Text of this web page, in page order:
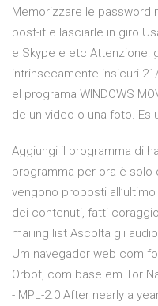
Memorizzare le password
post-it e lasciarle in giro
e Skype e etc Attenzione:
intrinsecamente insicuri
el programa WINDOWS
de un video o una foto. Es
Aggiungi il programma di
programma per ora è solo
vengono proposti
dei contenuti, fatti
mailing list Ascolta gli
Um navegador web com
Orbot, com base em Tor
- MPL-2.0 After nearly a